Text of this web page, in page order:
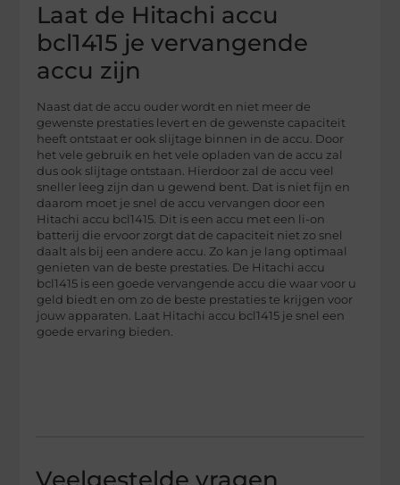
Laat de Hitachi accu
bcl1415 je vervangende
accu zijn
Naast dat de accu ouder wordt en niet meer de
gewenste prestaties levert en de gewenste capaciteit
heeft ontstaat er ook slijtage binnen in de accu. Door
het vele gebruik en het vele opladen van de accu zal
dus ook slijtage ontstaan. Hierdoor zal de accu veel
sneller leeg zijn dan u gewend bent. Dat is niet fijn en
daarom moet je snel de accu vervangen door een
Hitachi accu bcl1415. Dit is een accu met een li-on
batterij die ervoor zorgt dat de capaciteit niet zo snel
daalt als bij een andere accu. Zo kan je lang optimaal
genieten van de beste prestaties. De Hitachi accu
bcl1415 is een goede vervangende accu die waar voor u
geld biedt en om zo de beste prestaties te krijgen voor
jouw apparaten. Laat Hitachi accu bcl1415 je snel een
goede ervaring bieden.